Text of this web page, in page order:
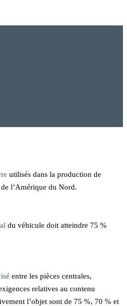
utilisés dans la production de
l’Amérique du Nord.
du véhicule doit atteindre 75 %
entre les pièces centrales,
relatives au contenu
l’objet sont de 75 %, 70 % et